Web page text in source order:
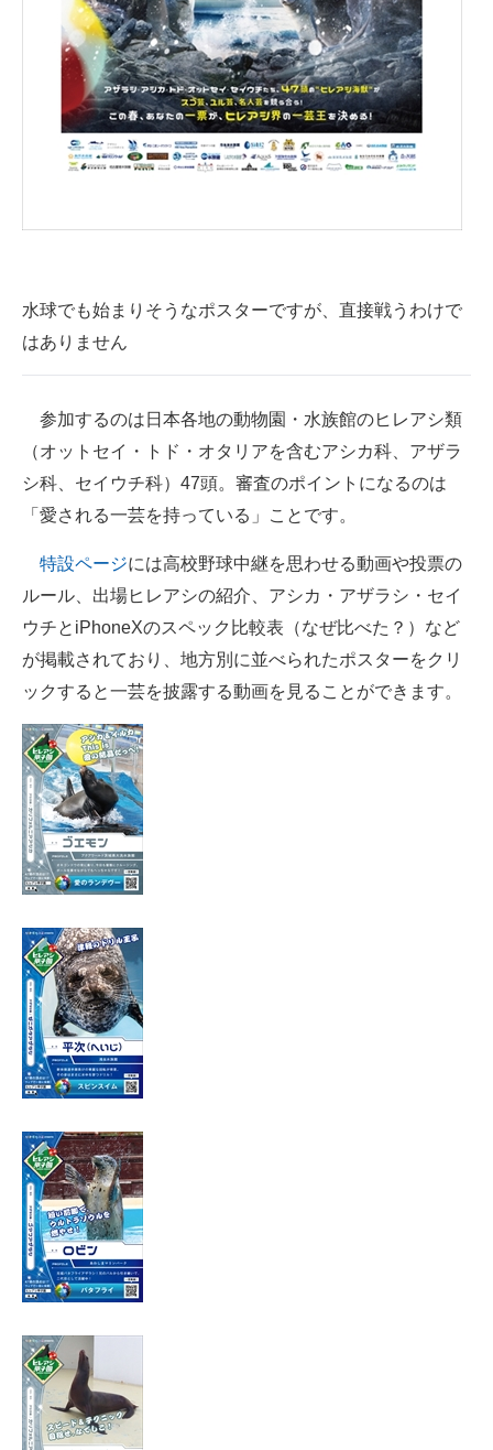
水球でも始まりそうなポスターですが、直接戦うわけで
はありません
参加するのは日本各地の動物園・水族館のヒレアシ類
（オットセイ・トド・オタリアを含むアシカ科、アザラ
シ科、セイウチ科）47頭。審査のポイントになるのは
「愛される一芸を持っている」ことです。
特設ページには高校野球中継を思わせる動画や投票の
ルール、出場ヒレアシの紹介、アシカ・アザラシ・セイ
ウチとiPhoneXのスペック比較表（なぜ比べた？）など
が掲載されており、地方別に並べられたポスターをクリ
ックすると一芸を披露する動画を見ることができます。